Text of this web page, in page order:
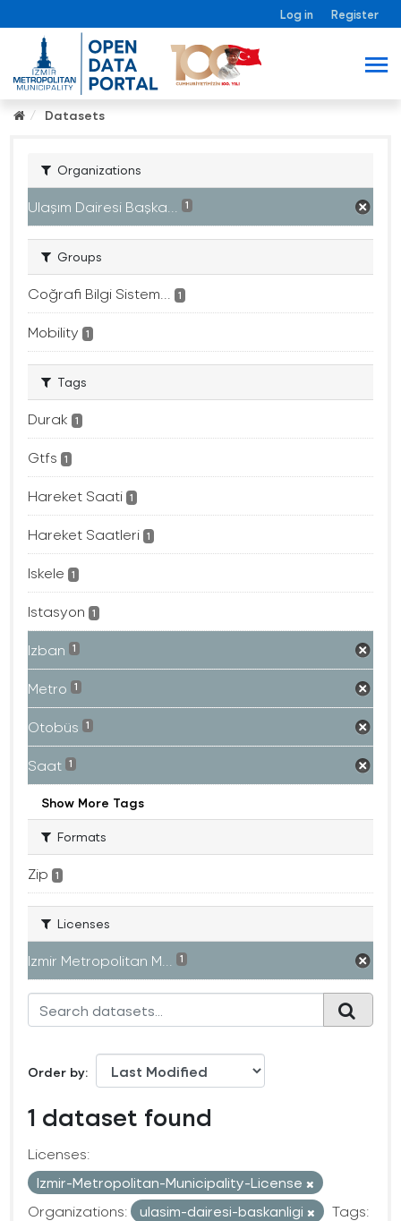
Log in Register
Datasets
Organizations
Ulaşım Dairesi Başka... 1
Groups
Coğrafi Bilgi Sistem... 1
Mobility 1
Tags
Durak 1
Gtfs 1
Hareket Saati 1
Hareket Saatleri 1
Iskele 1
Istasyon 1
Izban 1
Metro 1
Otobüs 1
Saat 1
Show More Tags
Formats
Zip 1
Licenses
Izmir Metropolitan M... 1
Order by
1 dataset found
Licenses:
Izmir-Metropolitan-Municipality-License
Organizations:
ulasim-dairesi-baskanligi
Tags: